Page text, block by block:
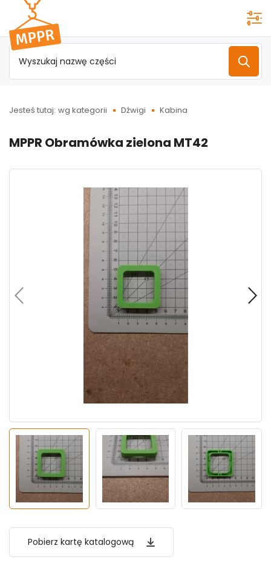
Przejdź do
menu
głównego
Jesteś tutaj: wg kategorii Dźwigi Kabina
MPPR Obramówka zielona MT42
Pobierz kartę katalogową